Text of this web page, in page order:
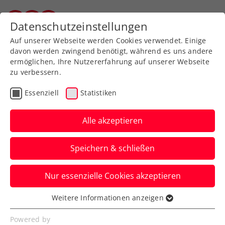
Zurück zur Newsübersicht
Turniere
Schwärzler feiert Debüt
im Hauptbewerb der
Erste Bank Open
Der ÖTV-Youngster erhält nach Dominic
Thiem und Kei Nishikori auch eine
Wildcard fürs ATP-Turnier in Wien.
Verfasst von: Presseaussendung / Redaktion, 18.10.2024
Datenschutzeinstellungen
Auf unserer Webseite werden Cookies verwendet. Einige
davon werden zwingend benötigt, während es uns andere
ermöglichen, Ihre Nutzererfahrung auf unserer Webseite
zu verbessern.
Essenziell Statistiken
Alle akzeptieren
Speichern & schließen
Nur essenzielle Cookies akzeptieren
Essenziell
Essenzielle Cookies werden für grundlegende
Weitere Informationen anzeigen
Powered by